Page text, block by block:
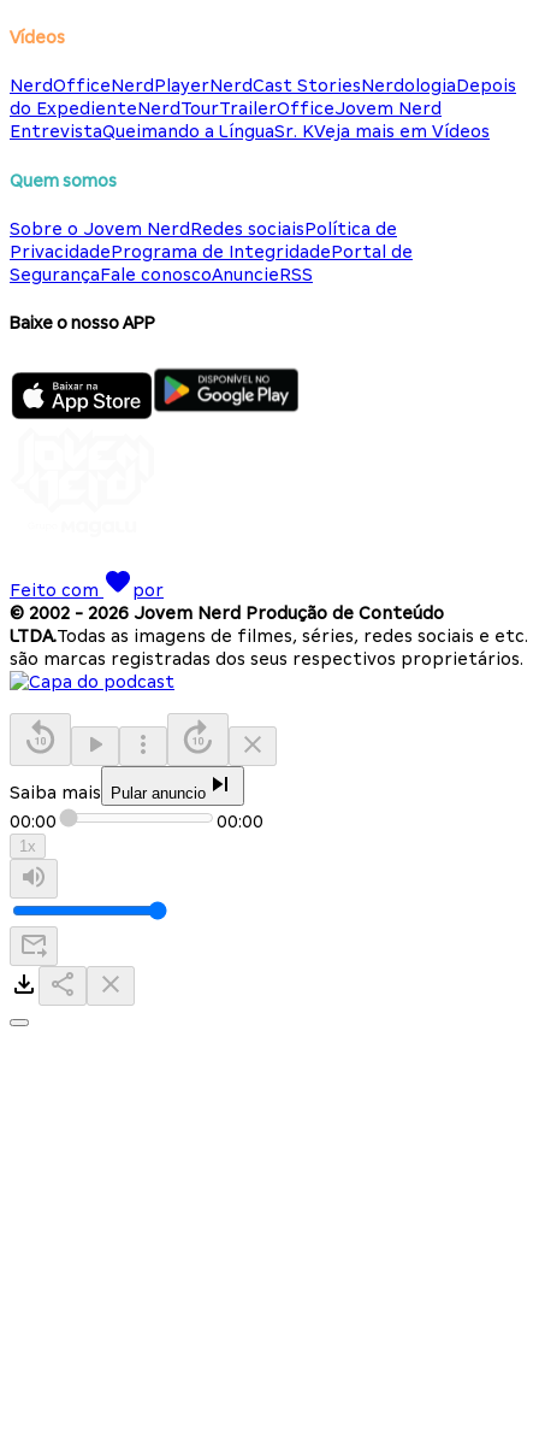
Vídeos
NerdOfficeNerdPlayerNerdCast StoriesNerdologiaDepois
do ExpedienteNerdTourTrailerOfficeJovem Nerd
EntrevistaQueimando a LínguaSr. KVeja mais em Vídeos
Quem somos
Sobre o Jovem NerdRedes sociaisPolítica de
PrivacidadePrograma de IntegridadePortal de
SegurançaFale conoscoAnuncieRSS
Baixe o nosso APP
Feito com
por
© 2002 - 2026 Jovem Nerd Produção de Conteúdo
LTDA.Todas as imagens de filmes, séries, redes sociais e etc.
são marcas registradas dos seus respectivos proprietários.
Saiba mais Pular anuncio
00:00 00:00
1x